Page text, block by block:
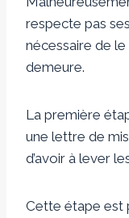
respecte pas
nécessaire de
demeure.
La première
une lettre de
d’avoir à lever
Cette étape est